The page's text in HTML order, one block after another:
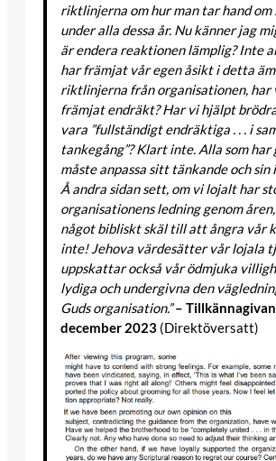
riktlinjerna om hur man tar hand om
under alla dessa år. Nu känner jag
är endera reaktionen lämplig? Inte
har främjat vår egen åsikt i detta
riktlinjerna från organisationen, har
främjat endräkt? Har vi hjälpt
vara ”fullständigt endräktiga . . . i
tankegång”? Klart inte. Alla som
måste anpassa sitt tänkande och sin
Å andra sidan sett, om vi lojalt har
organisationens ledning genom
något bibliskt skäl till att ångra vår
inte! Jehova värdesätter vår lojala
uppskattar också vår ödmjuka
lydiga och undergivna den
Guds organisation.”–
december 2023 (Direktöversatt)